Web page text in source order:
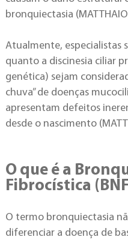
bronquiectasia
Atualmente, especialistas
quanto a discinesia ciliar
genética) sejam
chuva” de doenças
apresentam defeitos
desde o nascimento
O que é a
Fibrocística
O termo bronquiectasia
diferenciar a doença de